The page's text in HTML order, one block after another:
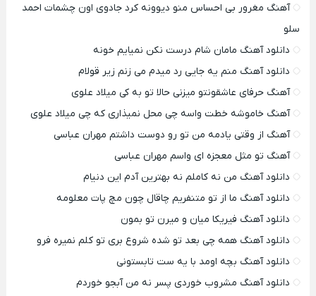
آهنگ مغرور بی احساس منو دیوونه کرد جادوی اون چشمات احمد
سلو
دانلود آهنگ مامان شام درست نکن نمیایم خونه
دانلود آهنگ منم یه جایی رد میدم می زنم زیر قولام
آهنگ حرفای عاشقونتو میزنی حالا تو به کی میلاد علوی
آهنگ خاموشه خطت واسه چی محل نمیذاری که چی میلاد علوی
آهنگ از وقتی یادمه من تو رو دوست داشتم مهران عباسی
آهنگ تو مثل معجزه ای واسم مهران عباسی
دانلود آهنگ من نه کاملم نه بهترین آدم این دنیام
دانلود آهنگ ما از تو متنفریم چاقال چون مچ پات معلومه
دانلود آهنگ فیریکا میان و میرن تو بمون
دانلود آهنگ همه چی بعد تو شده شروع بری تو کلم نمیره فرو
دانلود آهنگ بچه اومد با یه ست تابستونی
دانلود آهنگ مشروب خوردی پسر نه من آبجو خوردم